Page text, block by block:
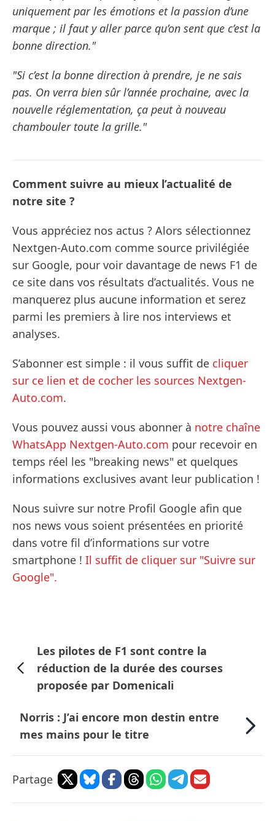
uniquement par les émotions et la passion d’une
marque ; il faut y aller parce qu’on sent que c’est la
bonne direction."
"Si c’est la bonne direction à prendre, je ne sais
pas. On verra bien sûr l’année prochaine, avec la
nouvelle réglementation, ça peut à nouveau
chambouler toute la grille."
Comment suivre au mieux l’actualité de
notre site ?
Vous appréciez nos actus ? Alors sélectionnez
Nextgen-Auto.com comme source privilégiée
sur Google, pour voir davantage de news F1 de
ce site dans vos résultats d’actualités. Vous ne
manquerez plus aucune information et serez
parmi les premiers à lire nos interviews et
analyses.
S’abonner est simple : il vous suffit de cliquer
sur ce lien et de cocher les sources Nextgen-
Auto.com.
Vous pouvez aussi vous abonner à notre chaîne
WhatsApp Nextgen-Auto.com pour recevoir en
temps réel les "breaking news" et quelques
informations exclusives avant leur publication !
Nous suivre sur notre Profil Google afin que
nos news vous soient présentées en priorité
dans votre fil d’informations sur votre
smartphone ! Il suffit de cliquer sur "Suivre sur
Google".
Les pilotes de F1 sont contre la
réduction de la durée des courses
proposée par Domenicali
Norris : J’ai encore mon destin entre
mes mains pour le titre
Partage